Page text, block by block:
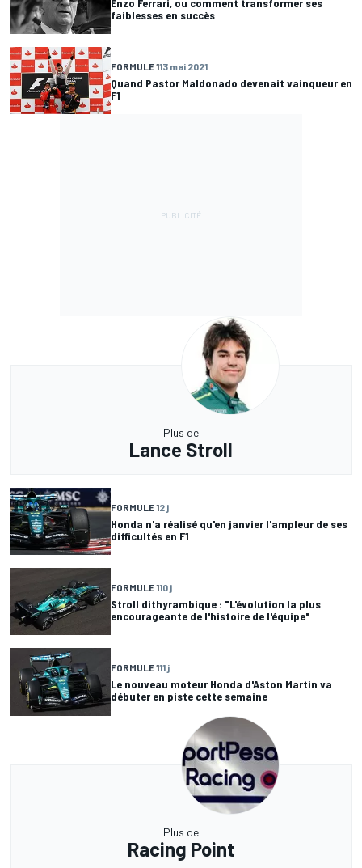
faiblesses en succès
FORMULE 113 mai 2021
Quand Pastor Maldonado devenait vainqueur en
F1
Plus de
Lance Stroll
FORMULE 12 j
Honda n'a réalisé qu'en janvier l'ampleur de ses
difficultés en F1
FORMULE 110 j
Stroll dithyrambique : "L'évolution la plus
encourageante de l'histoire de l'équipe"
FORMULE 111 j
Le nouveau moteur Honda d'Aston Martin va
débuter en piste cette semaine
Plus de
Racing Point